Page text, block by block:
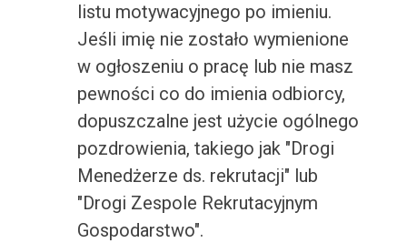
listu motywacyjnego po imieniu.
Jeśli imię nie zostało wymienione
w ogłoszeniu o pracę lub nie masz
pewności co do imienia odbiorcy,
dopuszczalne jest użycie ogólnego
pozdrowienia, takiego jak "Drogi
Menedżerze ds. rekrutacji" lub
"Drogi Zespole Rekrutacyjnym
Gospodarstwo".